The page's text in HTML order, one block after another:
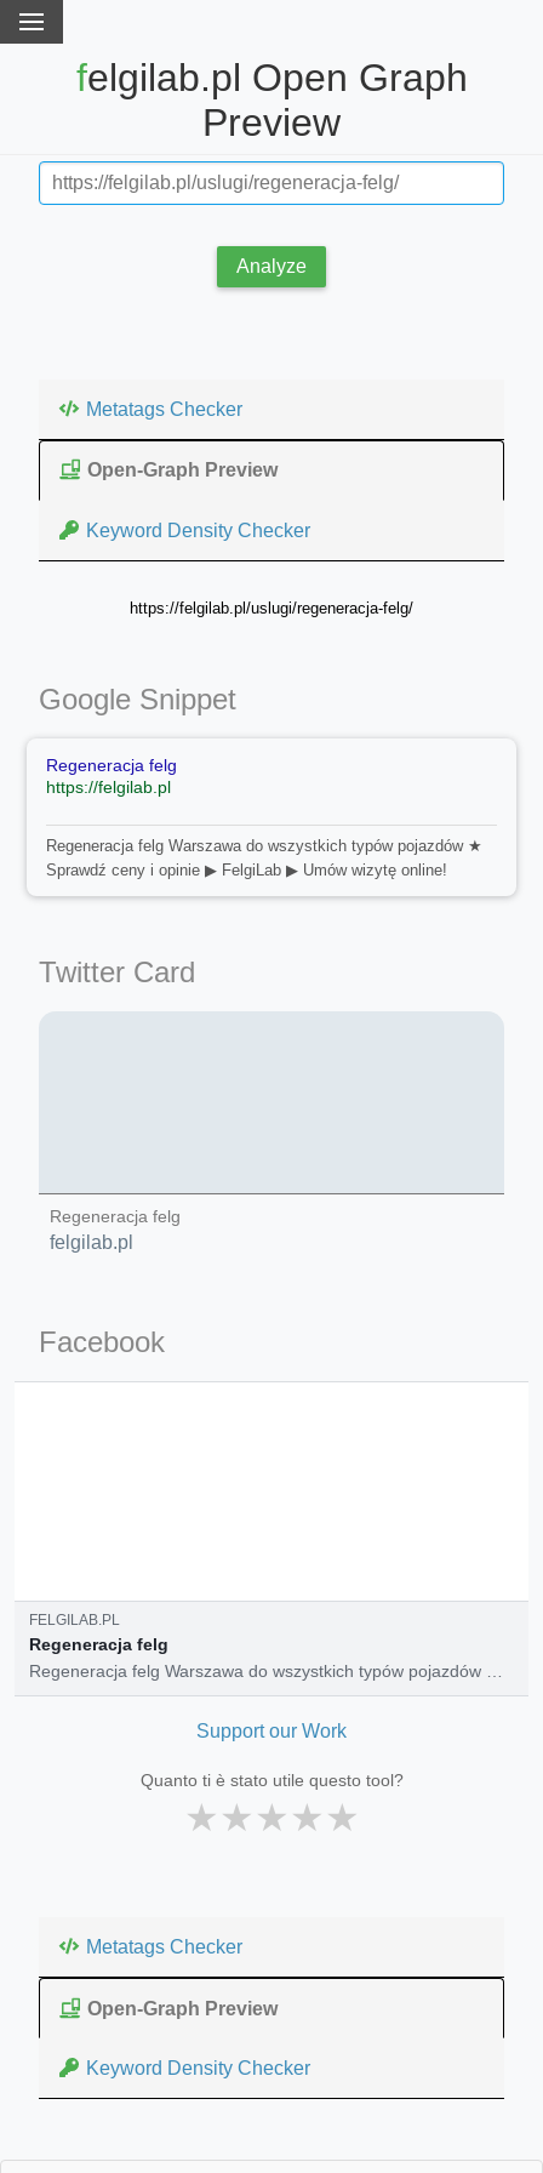
felgilab.pl Open Graph
Preview
Analyze
Metatags Checker
Open-Graph Preview
Keyword Density Checker
https://felgilab.pl/uslugi/regeneracja-felg/
Google Snippet
Regeneracja felg
https://felgilab.pl
Regeneracja felg Warszawa do wszystkich typów pojazdów ★
Sprawdź ceny i opinie ▶ FelgiLab ▶ Umów wizytę online!
Twitter Card
Regeneracja felg
felgilab.pl
Facebook
FELGILAB.PL
Regeneracja felg
Regeneracja felg Warszawa do wszystkich typów pojazdów ★
Sprawdź ceny i opinie ▶ FelgiLab ▶ Umów wizytę online!
Support our Work
Quanto ti è stato utile questo tool?
★★★★★
Metatags Checker
Open-Graph Preview
Keyword Density Checker